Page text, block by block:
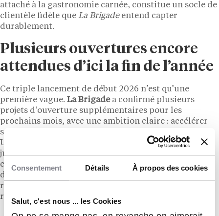
Consentement Détails À propos des cookies
Salut, c'est nous ... les Cookies
attaché à la gastronomie carnée, constitue un socle de
clientèle fidèle que La Brigadeentend capter
durablement.
Plusieurs ouvertures encore
attendues d’ici la fin de l’année
Ce triple lancement de début 2026 n’est qu’une
première vague. La Brigadea confirmé plusieurs
projets d’ouverture supplémentaires pour les
prochains mois, avec une ambition claire : accélérer
sans dégrader les standards de qualité et de service.
Une équation délicate mais maîtrisée jusqu’ici, à en
juger par la cadence soutenue depuis fin 2025. Les
candidats intéressés peuvent se manifester
directement auprès du réseau, qui participe
régulièrement aux grands salons de la franchise pour
recruter ses futurs franchisés à travers l’Hexagone.